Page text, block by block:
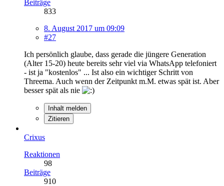
Beiträge
833
8. August 2017 um 09:09
#27
Ich persönlich glaube, dass gerade die jüngere Generation
(Alter 15-20) heute bereits sehr viel via WhatsApp telefoniert
- ist ja "kostenlos" ... Ist also ein wichtiger Schritt von
Threema. Auch wenn der Zeitpunkt m.M. etwas spät ist. Aber
besser spät als nie
Inhalt melden
Zitieren
Crixus
Reaktionen
98
Beiträge
910